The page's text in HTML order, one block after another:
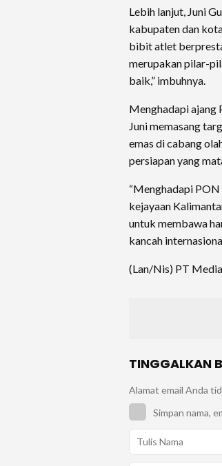
Lebih lanjut, Juni
kabupaten dan
bibit atlet
merupakan pilar-
baik,” imbuhnya.
Menghadapi ajang
Juni memasang
emas di cabang
persiapan yang
“Menghadapi
kejayaan
untuk membawa
kancah
(Lan/Nis) PT
TINGGALKAN
Alamat email Anda
Simpan nama,